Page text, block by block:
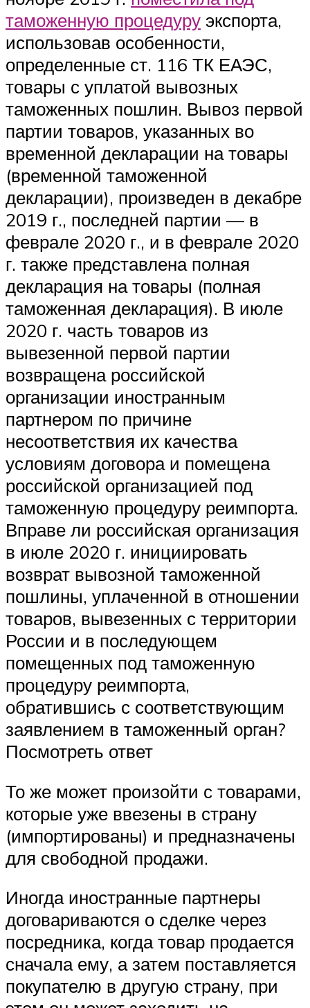
таможенную процедуру экспорта,
использовав особенности,
определенные ст. 116 ТК ЕАЭС,
товары с уплатой вывозных
таможенных пошлин. Вывоз первой
партии товаров, указанных во
временной декларации на товары
(временной таможенной
декларации), произведен в декабре
2019 г., последней партии — в
феврале 2020 г., и в феврале 2020
г. также представлена полная
декларация на товары (полная
таможенная декларация). В июле
2020 г. часть товаров из
вывезенной первой партии
возвращена российской
организации иностранным
партнером по причине
несоответствия их качества
условиям договора и помещена
российской организацией под
таможенную процедуру реимпорта.
Вправе ли российская организация
в июле 2020 г. инициировать
возврат вывозной таможенной
пошлины, уплаченной в отношении
товаров, вывезенных с территории
России и в последующем
помещенных под таможенную
процедуру реимпорта,
обратившись с соответствующим
заявлением в таможенный орган?
Посмотреть ответ
То же может произойти с товарами,
которые уже ввезены в страну
(импортированы) и предназначены
для свободной продажи.
Иногда иностранные партнеры
договариваются о сделке через
посредника, когда товар продается
сначала ему, а затем поставляется
покупателю в другую страну, при